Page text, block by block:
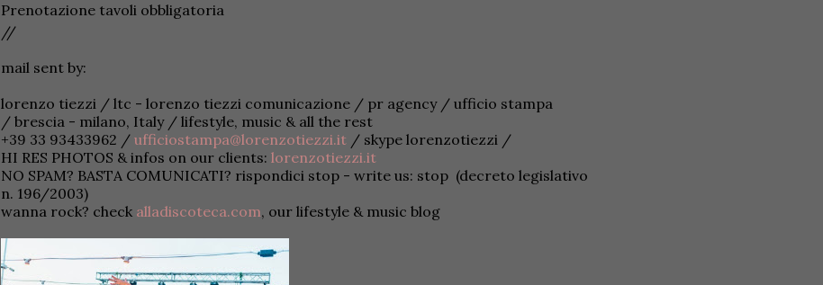
Prenotazione tavoli obbligatoria
//
mail sent by:
lorenzo tiezzi / ltc - lorenzo tiezzi comunicazione / pr agency / ufficio stampa
/ brescia - milano, Italy / lifestyle, music & all the rest
+39 33 93433962 / ufficiostampa@lorenzotiezzi.it / skype lorenzotiezzi /
HI RES PHOTOS & infos on our clients: lorenzotiezzi.it
NO SPAM? BASTA COMUNICATI? rispondici stop - write us: stop (decreto legislativo
n. 196/2003)
wanna rock? check alladiscoteca.com, our lifestyle & music blog